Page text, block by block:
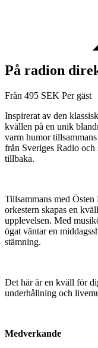
På radion
Från 495 SEK Per gäst
Inspirerat av den
kvällen på en unik
varm humor
från Sveriges Radio och
tillbaka.
Tillsammans med
orkestern skapas en
upplevelsen. Med
ögat väntar en
stämning.
Det här är en kväll för
underhållning och
Medverkande